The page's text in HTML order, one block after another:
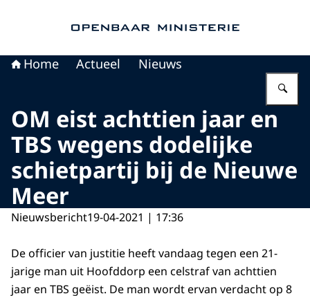
Home Actueel Nieuws
OM eist achttien jaar en
TBS wegens dodelijke
schietpartij bij de Nieuwe
Meer
Nieuwsbericht19-04-2021 | 17:36
De officier van justitie heeft vandaag tegen een 21-
jarige man uit Hoofddorp een celstraf van achttien
jaar en TBS geëist. De man wordt ervan verdacht op 8